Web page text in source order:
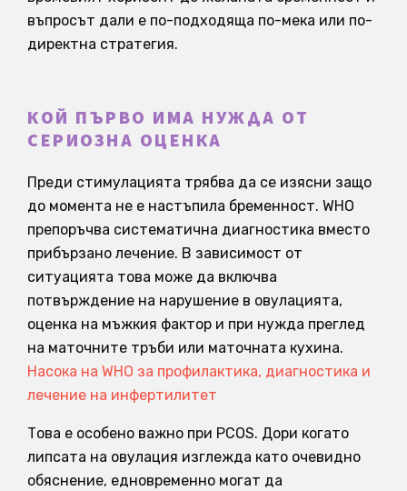
въпросът дали е по-подходяща по-мека или по-
директна стратегия.
КОЙ ПЪРВО ИМА НУЖДА ОТ
СЕРИОЗНА ОЦЕНКА
Преди стимулацията трябва да се изясни защо
до момента не е настъпила бременност. WHO
препоръчва систематична диагностика вместо
прибързано лечение. В зависимост от
ситуацията това може да включва
потвърждение на нарушение в овулацията,
оценка на мъжкия фактор и при нужда преглед
на маточните тръби или маточната кухина.
Насока на WHO за профилактика, диагностика и
лечение на инфертилитет
Това е особено важно при PCOS. Дори когато
липсата на овулация изглежда като очевидно
обяснение, едновременно могат да